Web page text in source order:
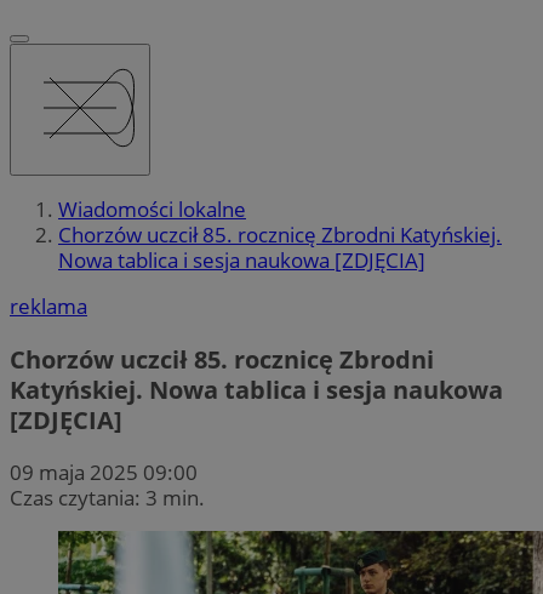
Wiadomości lokalne
Chorzów uczcił 85. rocznicę Zbrodni Katyńskiej.
Nowa tablica i sesja naukowa [ZDJĘCIA]
reklama
Chorzów uczcił 85. rocznicę Zbrodni
Katyńskiej. Nowa tablica i sesja naukowa
[ZDJĘCIA]
09 maja 2025 09:00
Czas czytania: 3 min.